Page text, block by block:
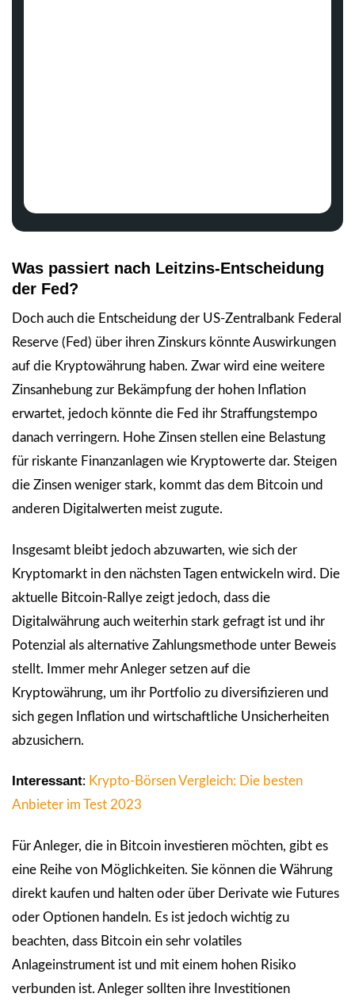
Was passiert nach Leitzins-Entscheidung
der Fed?
Doch auch die Entscheidung der US-Zentralbank Federal
Reserve (Fed) über ihren Zinskurs könnte Auswirkungen
auf die Kryptowährung haben. Zwar wird eine weitere
Zinsanhebung zur Bekämpfung der hohen Inflation
erwartet, jedoch könnte die Fed ihr Straffungstempo
danach verringern. Hohe Zinsen stellen eine Belastung
für riskante Finanzanlagen wie Kryptowerte dar. Steigen
die Zinsen weniger stark, kommt das dem Bitcoin und
anderen Digitalwerten meist zugute.
Insgesamt bleibt jedoch abzuwarten, wie sich der
Kryptomarkt in den nächsten Tagen entwickeln wird. Die
aktuelle Bitcoin-Rallye zeigt jedoch, dass die
Digitalwährung auch weiterhin stark gefragt ist und ihr
Potenzial als alternative Zahlungsmethode unter Beweis
stellt. Immer mehr Anleger setzen auf die
Kryptowährung, um ihr Portfolio zu diversifizieren und
sich gegen Inflation und wirtschaftliche Unsicherheiten
abzusichern.
Interessant: Krypto-Börsen Vergleich: Die besten
Anbieter im Test 2023
Für Anleger, die in Bitcoin investieren möchten, gibt es
eine Reihe von Möglichkeiten. Sie können die Währung
direkt kaufen und halten oder über Derivate wie Futures
oder Optionen handeln. Es ist jedoch wichtig zu
beachten, dass Bitcoin ein sehr volatiles
Anlageinstrument ist und mit einem hohen Risiko
verbunden ist. Anleger sollten ihre Investitionen